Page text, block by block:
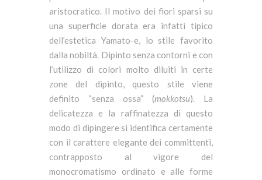
aristocratico. Il motivo dei fiori sparsi su
una superficie dorata era infatti tipico
dell’estetica Yamato-e, lo stile favorito
dalla nobiltà. Dipinto senza contorni e con
l’utilizzo di colori molto diluiti in certe
zone del dipinto, questo stile viene
definito “senza ossa” (mokkotsu). La
delicatezza e la raffinatezza di questo
modo di dipingere si identifica certamente
con il carattere elegante dei committenti,
contrapposto al vigore del
monocromatismo ordinato e alle forme